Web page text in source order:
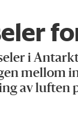
i
mellom
av luften